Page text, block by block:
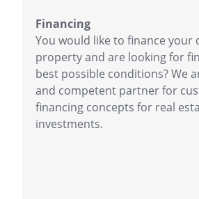
Financing
You would like to finance your
property and are looking for
best possible conditions? We
and competent partner for
financing concepts for real
investments.